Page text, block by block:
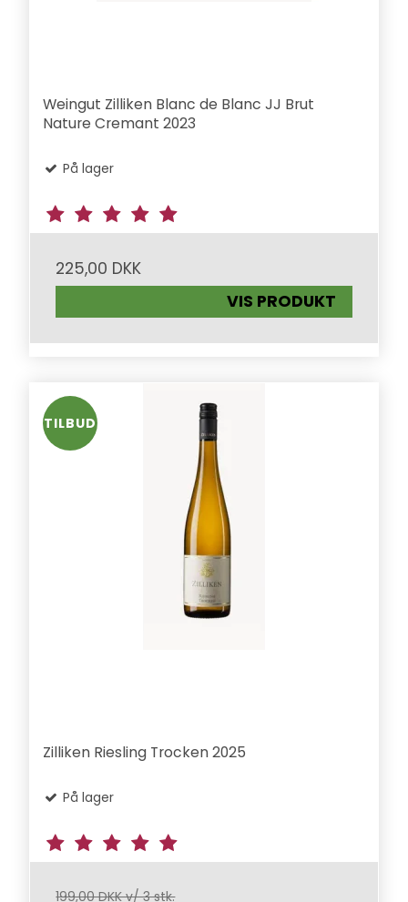
Weingut Zilliken Blanc de Blanc JJ Brut
Nature Cremant 2023
På lager
225,00 DKK
VIS PRODUKT
TILBUD
Zilliken Riesling Trocken 2025
På lager
199,00 DKK v/ 3 stk.